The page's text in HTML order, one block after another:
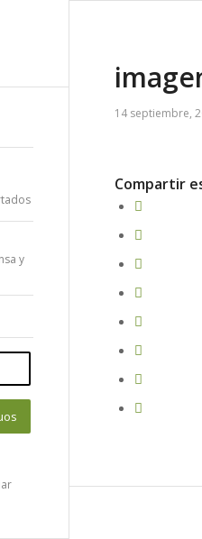
y
14 septiembre,
Compartir